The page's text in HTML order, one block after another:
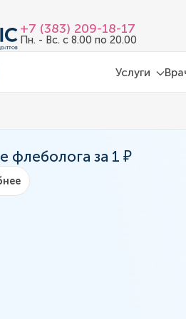
+7 (383) 209-18-17
Пн. - Вс. с 8.00 по 20.00
Услуги
флеболога за 1 ₽